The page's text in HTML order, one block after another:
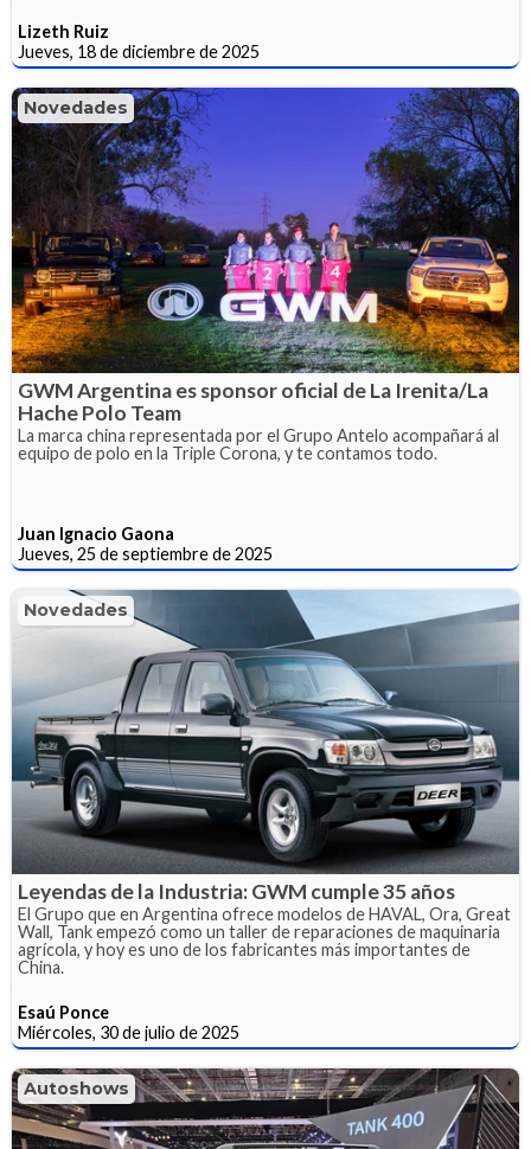
Lizeth Ruiz
Jueves, 18 de diciembre de 2025
Novedades
GWM Argentina es sponsor oficial de La Irenita/La
Hache Polo Team
La marca china representada por el Grupo Antelo acompañará al
equipo de polo en la Triple Corona, y te contamos todo.
Juan Ignacio Gaona
Jueves, 25 de septiembre de 2025
Novedades
Leyendas de la Industria: GWM cumple 35 años
El Grupo que en Argentina ofrece modelos de HAVAL, Ora, Great
Wall, Tank empezó como un taller de reparaciones de maquinaria
agrícola, y hoy es uno de los fabricantes más importantes de
China.
Esaú Ponce
Miércoles, 30 de julio de 2025
Autoshows